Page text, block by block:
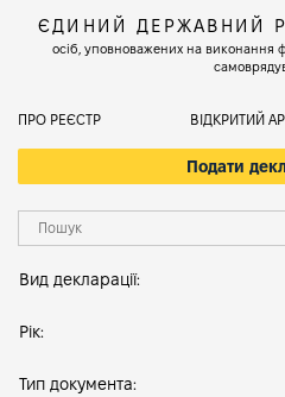
ЄДИНИЙ ДЕРЖАВНИЙ
осіб, уповноважених на виконання
ПРО РЕЄСТР ВІДКРИТИЙ
Подати
Вид декларації:
Рік:
Тип документа: